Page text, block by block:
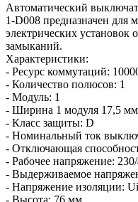
Автоматический
1-D008 предназначен для
электрических установок
замыканий.
Характеристики:
- Ресурс коммутаций:
- Количество полюсов: 1
- Модуль: 1
- Ширина 1 модуля 17,5 мм
- Класс защиты: D
- Номинальный ток
- Отключающая
- Рабочее напряжение:
- Выдерживаемое
- Напряжение изоляции:
- Высота: 76 мм